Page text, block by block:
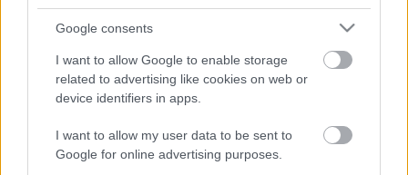
Google consents
I want to allow Google to enable storage
related to advertising like cookies on web or
device identifiers in apps.
I want to allow my user data to be sent to
Google for online advertising purposes.
Ajánlott bejegyzések:
Meghalt Böröndi Tamás